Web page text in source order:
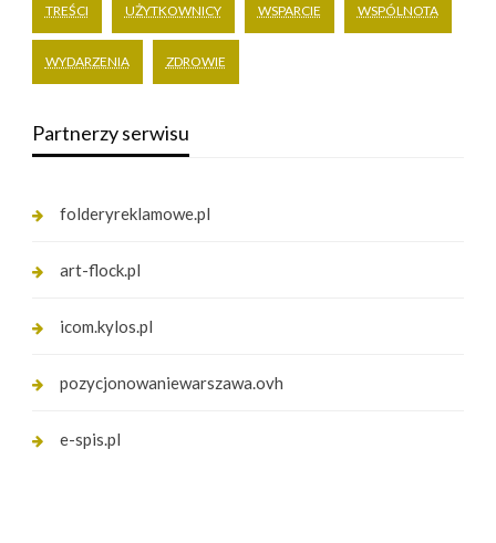
TREŚCI UŻYTKOWNICY WSPARCIE WSPÓLNOTA
WYDARZENIA ZDROWIE
Partnerzy serwisu
folderyreklamowe.pl
art-flock.pl
icom.kylos.pl
pozycjonowaniewarszawa.ovh
e-spis.pl